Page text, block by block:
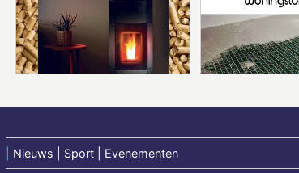
Nieuws | Sport | Evenementen